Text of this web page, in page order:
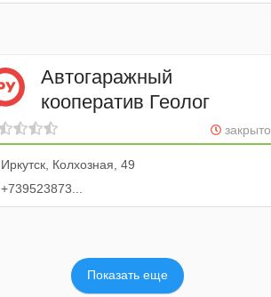
Автогаражный
кооператив Геолог
закрыто
Иркутск, Колхозная, 49
+739523873...
Показать еще